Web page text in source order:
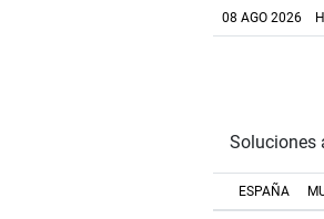
08 AGO 2026
Soluciones
ESPAÑA